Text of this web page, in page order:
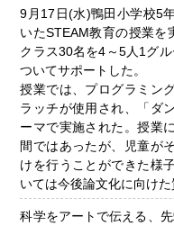
9月17日(水)鴨田小学校5
いたSTEAM教育の授業を
クラス30名を4～5人1グ
ついてサポートした。
授業では、プログラミン
ラッチが使用され、「ダ
ーマで実施された。授業
間ではあったが、児童が
けを行うことができた様
いては今後論文化に向け
科学をアートで伝える、